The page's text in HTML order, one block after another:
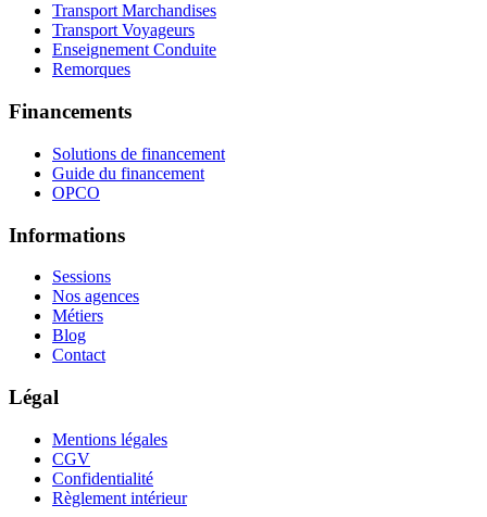
Transport Marchandises
Transport Voyageurs
Enseignement Conduite
Remorques
Financements
Solutions de financement
Guide du financement
OPCO
Informations
Sessions
Nos agences
Métiers
Blog
Contact
Légal
Mentions légales
CGV
Confidentialité
Règlement intérieur